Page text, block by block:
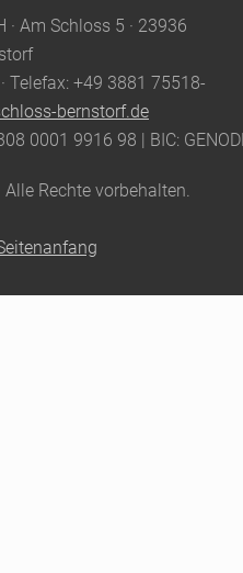
Am Schloss 5 · 23936
· Telefax: +49 3881 75518-
bernstorf.de
0001 9916 98 | BIC:
Rechte vorbehalten.